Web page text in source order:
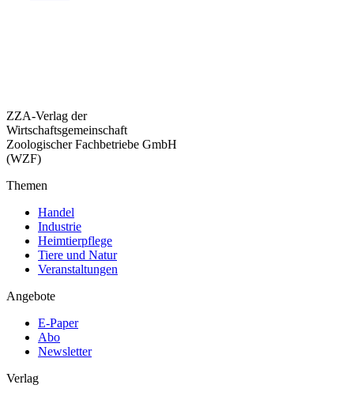
ZZA-Verlag der
Wirtschaftsgemeinschaft
Zoologischer Fachbetriebe GmbH
(WZF)
Themen
Handel
Industrie
Heimtierpflege
Tiere und Natur
Veranstaltungen
Angebote
E-Paper
Abo
Newsletter
Verlag